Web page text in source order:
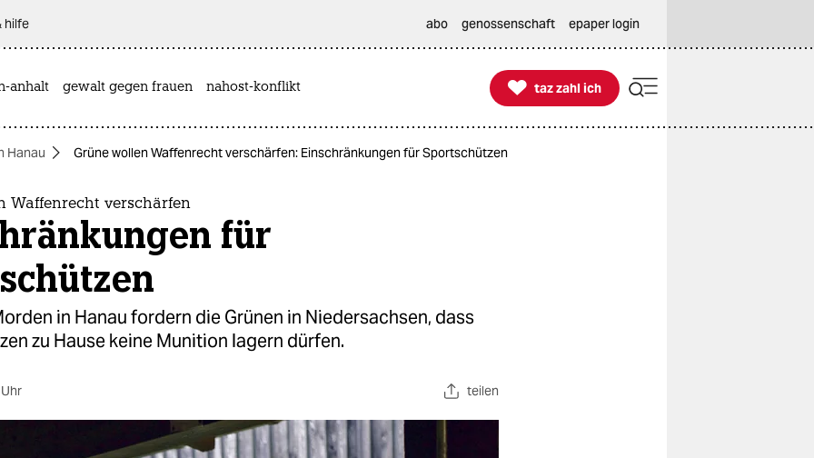
hilfe abo genossenschaft epaper login
anhalt gewalt gegen frauen nahost-konflikt 
taz zahl ich
taz zahl ich
Hanau Grüne wollen Waffenrecht verschärfen: Einschränkungen für Sportschützen
Waffenrecht verschärfen
für
in Hanau fordern die Grünen in Niedersachsen, dass
zu Hause keine Munition lagern dürfen.
teilen